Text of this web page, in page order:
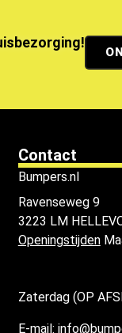
Contact
Bumpers.nl
Ravenseweg 9
3223 LM
Openingstijden
Zaterdag (OP
E-mail: